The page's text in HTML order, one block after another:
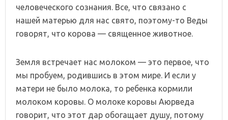
человеческого сознания. Все, что связано с
нашей матерью для нас свято, поэтому-то Веды
говорят, что корова — священное животное.
Земля встречает нас молоком — это первое, что
мы пробуем, родившись в этом мире. И если у
матери не было молока, то ребенка кормили
молоком коровы. О молоке коровы Аюрведа
говорит, что этот дар обогащает душу, потому